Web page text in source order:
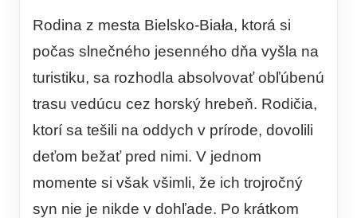
Rodina z mesta Bielsko-Biała, ktorá si
počas slnečného jesenného dňa vyšla na
turistiku, sa rozhodla absolvovať obľúbenú
trasu vedúcu cez horský hrebeň. Rodičia,
ktorí sa tešili na oddych v prírode, dovolili
deťom bežať pred nimi. V jednom
momente si však všimli, že ich trojročný
syn nie je nikde v dohľade. Po krátkom